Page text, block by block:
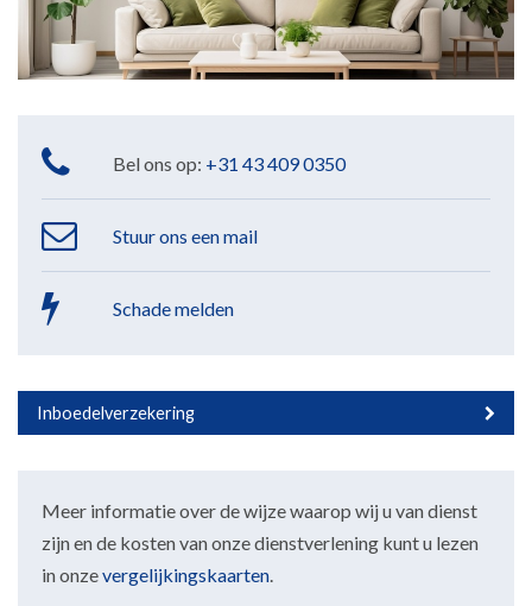
Bel ons op: +31 43 409 0350
Stuur ons een mail
Schade melden
Inboedelverzekering
Meer informatie over de wijze waarop wij u van dienst
zijn en de kosten van onze dienstverlening kunt u lezen
in onzevergelijkingskaarten